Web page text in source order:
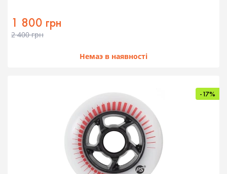
1 800 грн
2 400 грн
Немаэ в наявності
-17%